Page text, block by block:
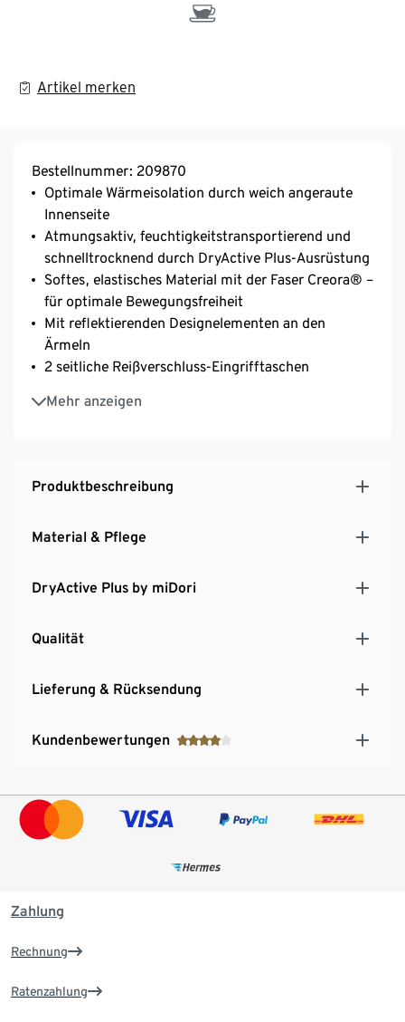
Artikel merken
Bestellnummer: 209870
Optimale Wärmeisolation durch weich angeraute
Innenseite
Atmungsaktiv, feuchtigkeitstransportierend und
schnelltrocknend durch DryActive Plus-Ausrüstung
Softes, elastisches Material mit der Faser Creora® –
für optimale Bewegungsfreiheit
Mit reflektierenden Designelementen an den
Ärmeln
2 seitliche Reißverschluss-Eingrifftaschen
Mehr anzeigen
Raglanärmel mit Daumenloch
Kapuze mit hochschließendem Kragen
Produktbeschreibung
Material & Pflege
DryActive Plus by miDori
Qualität
Lieferung & Rücksendung
Kundenbewertungen
Zahlung
Rechnung
Ratenzahlung